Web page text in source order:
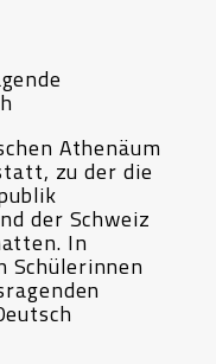
Athenäum
zu der die
der Schweiz
In
Schülerinnen